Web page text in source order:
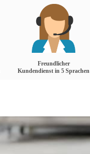
Freundlicher
Kundendienst in 5 Sprachen